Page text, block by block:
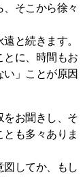
そこから徐々
と続きます。
とに、時間もお
」ことが原因
をお聞きし、そ
も多々ありま
してか、もし